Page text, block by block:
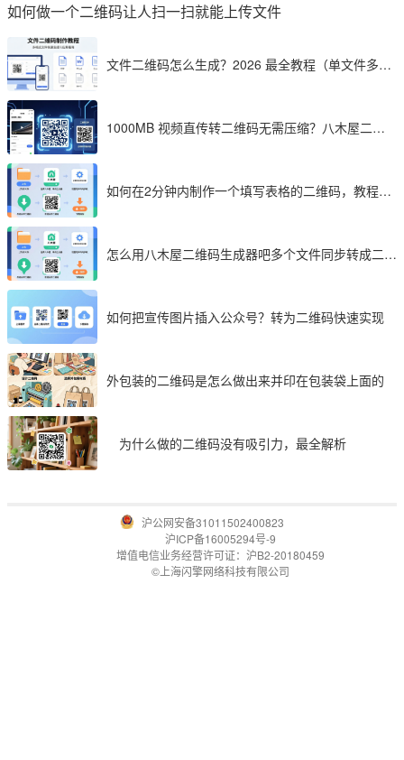
如何做一个二维码让人扫一扫就能上传文件
文件二维码怎么生成？2026 最全教程（单文件多文
1000MB 视频直传转二维码无需压缩？八木屋二维
如何在2分钟内制作一个填写表格的二维码，教程分
怎么用八木屋二维码生成器吧多个文件同步转成二维
如何把宣传图片插入公众号？转为二维码快速实现
外包装的二维码是怎么做出来并印在包装袋上面的
为什么做的二维码没有吸引力，最全解析
沪公网安备31011502400823
沪ICP备16005294号-9
增值电信业务经营许可证：沪B2-20180459
©上海闪擎网络科技有限公司